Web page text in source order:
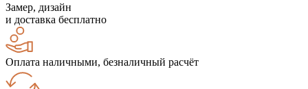
Замер, дизайн
и доставка бесплатно
Оплата наличными, безналичный расчёт